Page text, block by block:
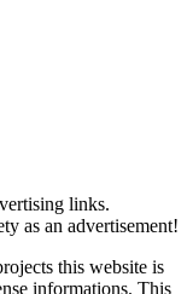
links.
as an advertisement!
this website is
informations. This